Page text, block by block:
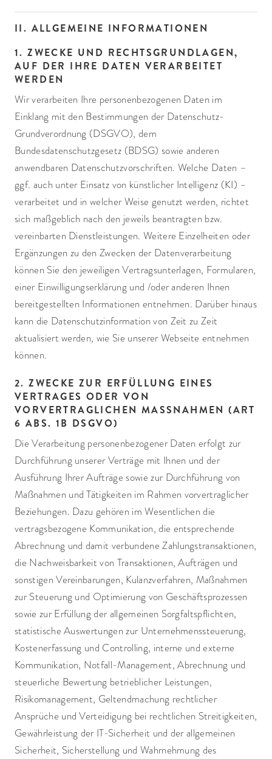
II. ALLGEMEINE INFORMATIONEN
1. ZWECKE UND RECHTSGRUNDLAGEN,
AUF DER IHRE DATEN VERARBEITET
WERDEN
Wir verarbeiten Ihre personenbezogenen Daten im
Einklang mit den Bestimmungen der Datenschutz-
Grundverordnung (DSGVO), dem
Bundesdatenschutzgesetz (BDSG) sowie anderen
anwendbaren Datenschutzvorschriften. Welche Daten –
ggf. auch unter Einsatz von künstlicher Intelligenz (KI) –
verarbeitet und in welcher Weise genutzt werden, richtet
sich maßgeblich nach den jeweils beantragten bzw.
vereinbarten Dienstleistungen. Weitere Einzelheiten oder
Ergänzungen zu den Zwecken der Datenverarbeitung
können Sie den jeweiligen Vertragsunterlagen, Formularen,
einer Einwilligungserklärung und /oder anderen Ihnen
bereitgestellten Informationen entnehmen. Darüber hinaus
kann die Datenschutzinformation von Zeit zu Zeit
aktualisiert werden, wie Sie unserer Webseite entnehmen
können.
2. ZWECKE ZUR ERFÜLLUNG EINES
VERTRAGES ODER VON
VORVERTRAGLICHEN MASSNAHMEN (ART
6 ABS. 1B DSGVO)
Die Verarbeitung personenbezogener Daten erfolgt zur
Durchführung unserer Verträge mit Ihnen und der
Ausführung Ihrer Aufträge sowie zur Durchführung von
Maßnahmen und Tätigkeiten im Rahmen vorvertraglicher
Beziehungen. Dazu gehören im Wesentlichen die
vertragsbezogene Kommunikation, die entsprechende
Abrechnung und damit verbundene Zahlungstransaktionen,
die Nachweisbarkeit von Transaktionen, Aufträgen und
sonstigen Vereinbarungen, Kulanzverfahren, Maßnahmen
zur Steuerung und Optimierung von Geschäftsprozessen
sowie zur Erfüllung der allgemeinen Sorgfaltspflichten,
statistische Auswertungen zur Unternehmenssteuerung,
Kostenerfassung und Controlling, interne und externe
Kommunikation, Notfall-Management, Abrechnung und
steuerliche Bewertung betrieblicher Leistungen,
Risikomanagement, Geltendmachung rechtlicher
Ansprüche und Verteidigung bei rechtlichen Streitigkeiten,
Gewährleistung der IT-Sicherheit und der allgemeinen
Sicherheit, Sicherstellung und Wahrnehmung des